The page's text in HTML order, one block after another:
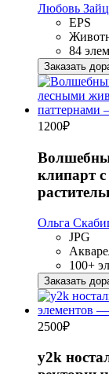
Любовь
EPS
84
Заказать
1200₽
клипарт
Ольга
JPG
100+
Заказать
2500₽
y2k